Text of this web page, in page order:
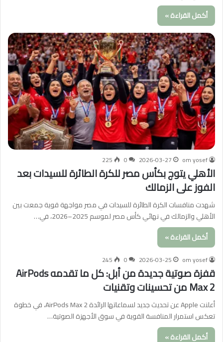
أكمل القراءة »
om yosef
2026-03-27
0
225
الأهلي يتوج بكأس مصر للكرة الطائرة للسيدات بعد
الفوز على الزمالك
شهدت منافسات الكرة الطائرة للسيدات في مصر مواجهة قوية جمعت بين
الأهلي والزمالك في نهائي كأس مصر لموسم 2025–2026، في…
أكمل القراءة »
om yosef
2026-03-25
0
245
قفزة صوتية جديدة من أبل: كل ما تقدمه AirPods
Max 2 من تحسينات وتقنيات
أعلنت Apple عن تحديث جديد لسماعاتها الرائدة AirPods Max 2، في خطوة
تعكس استمرار المنافسة القوية في سوق الأجهزة الصوتية…
أكمل القراءة »